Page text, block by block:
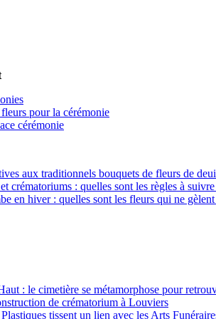
pour la cérémonie
cérémonie
aux traditionnels bouquets de fleurs de
crématoriums : quelles sont les règles à
en hiver : quelles sont les fleurs qui ne gèlent
: le cimetière se métamorphose pour
de crématorium à Louviers
tissent un lien avec les Arts